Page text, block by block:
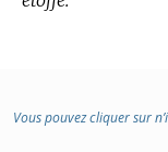
Vous pouvez cliquer sur